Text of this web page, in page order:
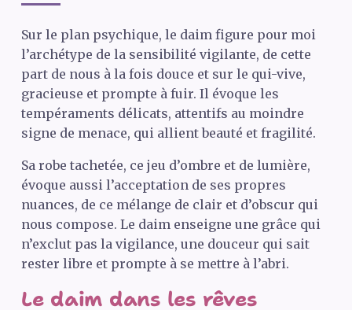
Sur le plan psychique, le daim figure pour moi
l’archétype de la sensibilité vigilante, de cette
part de nous à la fois douce et sur le qui-vive,
gracieuse et prompte à fuir. Il évoque les
tempéraments délicats, attentifs au moindre
signe de menace, qui allient beauté et fragilité.
Sa robe tachetée, ce jeu d’ombre et de lumière,
évoque aussi l’acceptation de ses propres
nuances, de ce mélange de clair et d’obscur qui
nous compose. Le daim enseigne une grâce qui
n’exclut pas la vigilance, une douceur qui sait
rester libre et prompte à se mettre à l’abri.
Le daim dans les rêves